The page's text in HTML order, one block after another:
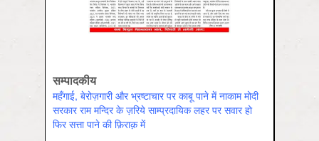
सम्पादकीय
महँगाई, बेरोज़गारी और भ्रष्टाचार पर काबू पाने में नाकाम मोदी
सरकार राम मन्दिर के ज़रिये साम्प्रदायिक लहर पर सवार हो
फिर सत्ता पाने की फ़िराक़ में